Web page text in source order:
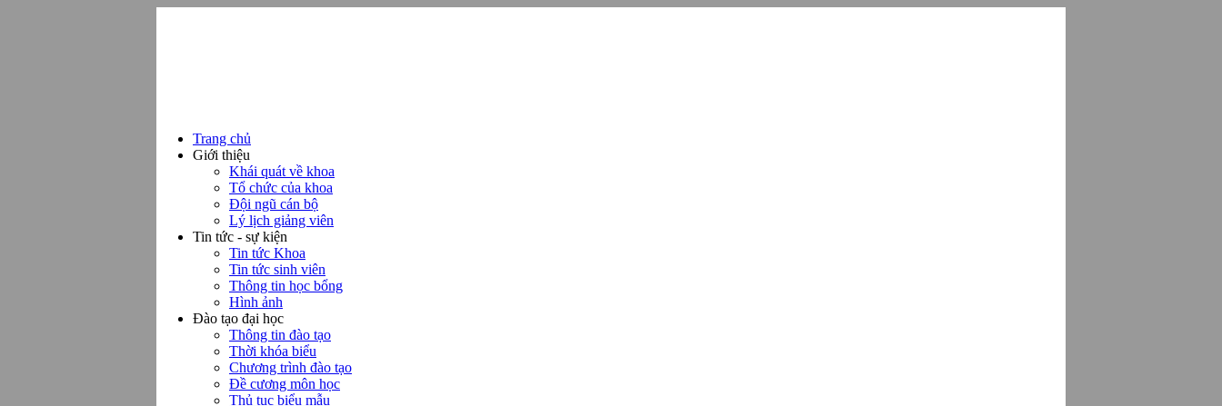
Trang chủ
Giới thiệu
Khái quát về khoa
Tổ chức của khoa
Đội ngũ cán bộ
Lý lịch giảng viên
Tin tức - sự kiện
Tin tức Khoa
Tin tức sinh viên
Thông tin học bổng
Hình ảnh
Đào tạo đại học
Thông tin đào tạo
Thời khóa biểu
Chương trình đào tạo
Đề cương môn học
Thủ tục biểu mẫu